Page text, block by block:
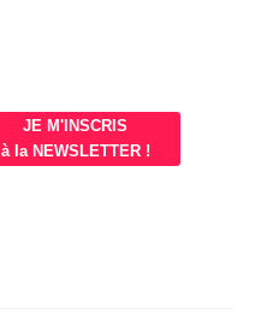
JE M'INSCRIS
à la NEWSLETTER !